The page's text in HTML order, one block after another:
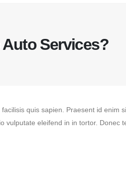
Services?
quis sapien. Praesent id
vulputate eleifend in in tortor. Donec